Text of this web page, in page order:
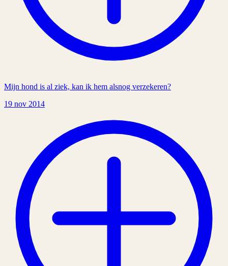
Mijn hond is al ziek, kan ik hem alsnog verzekeren?
19 nov 2014